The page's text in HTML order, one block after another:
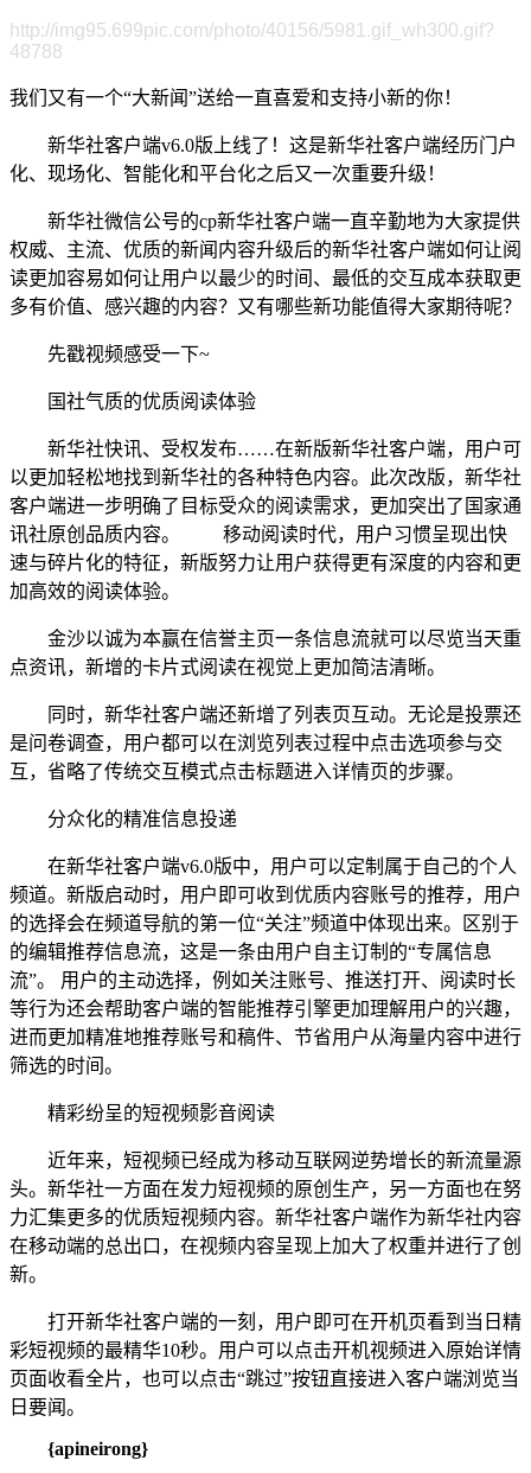
http://img95.699pic.com/photo/40156/5981.gif_wh300.gif?
48788
我们又有一个“大新闻”送给一直喜爱和支持小新的你！
新华社客户端v6.0版上线了！这是新华社客户端经历门户
化、现场化、智能化和平台化之后又一次重要升级！
新华社微信公号的cp新华社客户端一直辛勤地为大家提供
权威、主流、优质的新闻内容升级后的新华社客户端如何让阅
读更加容易如何让用户以最少的时间、最低的交互成本获取更
多有价值、感兴趣的内容？又有哪些新功能值得大家期待呢？
先戳视频感受一下~
国社气质的优质阅读体验
新华社快讯、受权发布……在新版新华社客户端，用户可
以更加轻松地找到新华社的各种特色内容。此次改版，新华社
客户端进一步明确了目标受众的阅读需求，更加突出了国家通
讯社原创品质内容。 移动阅读时代，用户习惯呈现出快
速与碎片化的特征，新版努力让用户获得更有深度的内容和更
加高效的阅读体验。
金沙以诚为本赢在信誉主页一条信息流就可以尽览当天重
点资讯，新增的卡片式阅读在视觉上更加简洁清晰。
同时，新华社客户端还新增了列表页互动。无论是投票还
是问卷调查，用户都可以在浏览列表过程中点击选项参与交
互，省略了传统交互模式点击标题进入详情页的步骤。
分众化的精准信息投递
在新华社客户端v6.0版中，用户可以定制属于自己的个人
频道。新版启动时，用户即可收到优质内容账号的推荐，用户
的选择会在频道导航的第一位“关注”频道中体现出来。区别于
的编辑推荐信息流，这是一条由用户自主订制的“专属信息
流”。 用户的主动选择，例如关注账号、推送打开、阅读时长
等行为还会帮助客户端的智能推荐引擎更加理解用户的兴趣，
进而更加精准地推荐账号和稿件、节省用户从海量内容中进行
筛选的时间。
精彩纷呈的短视频影音阅读
近年来，短视频已经成为移动互联网逆势增长的新流量源
头。新华社一方面在发力短视频的原创生产，另一方面也在努
力汇集更多的优质短视频内容。新华社客户端作为新华社内容
在移动端的总出口，在视频内容呈现上加大了权重并进行了创
新。
打开新华社客户端的一刻，用户即可在开机页看到当日精
彩短视频的最精华10秒。用户可以点击开机视频进入原始详情
页面收看全片，也可以点击“跳过”按钮直接进入客户端浏览当
日要闻。
{apineirong}